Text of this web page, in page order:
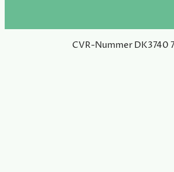
CVR-Nummer DK3740